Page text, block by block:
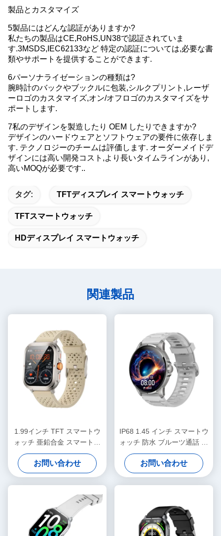
製品とカスタマイズ
5製品にはどんな認証がありますか?
私たちの製品はCE,RoHS,UN38で認証されていま
す.3MSDS,IEC62133など 特定の認証については,必要な書
類やサポートを提供することができます.
6パーソナライゼーションの種類は?
腕時計のバックやブックルに包装,シルクプリント,レーザ
ーロゴのカスタマイズ,オン/オフロゴのカスタマイズをサ
ポートします.
7私のデザインを製造したり OEM したりできますか?
デザインのハードウェアとソフトウェアの要件に依存しま
す. テクノロジーのチームは評価します. オーダーメイドデ
ザインには高い開発コスト,より長いタイムラインがあり,
高いMOQが必要です..
タグ: TFTディスプレイ スマートウォッチ
TFTスマートウォッチ
HDディスプレイ スマートウォッチ
関連製品
1.99インチ TFT スマートウ
ォッチ 亜鉛合金 スマートウ
ォッチ HDディスプレイ
お問い合わせ
IP68 1.45 インチ スマートウ
ォッチ 防水 ブルーツ通話 ス
マートウォッチ HDディスプ
レイ
お問い合わせ